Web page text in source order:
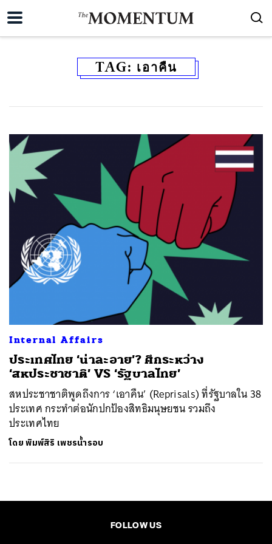
TAG: เอาคืน
Internal Affairs
ประเทศไทย ‘น่าละอาย’? ศึกระหว่าง
‘สหประชาชาติ’ VS ‘รัฐบาลไทย’
สหประชาชาติพูดถึงการ ‘เอาคืน’ (Reprisals) ที่รัฐบาลใน 38
ประเทศ กระทำต่อนักปกป้องสิทธิมนุษยชน รวมถึง
ประเทศไทย
โดยพิมพ์สิริ เพชรน้ำรอบ
FOLLOW US
TWEET LINE EMAIL